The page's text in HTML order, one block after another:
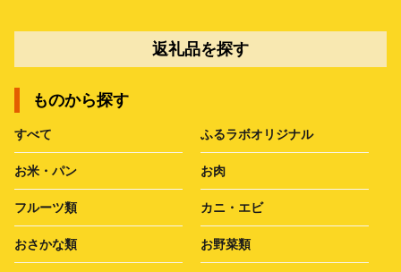
返礼品を探す
ものから探す
すべて ふるラボオリジナル
お米・パン お肉
フルーツ類 カニ・エビ
おさかな類 お野菜類